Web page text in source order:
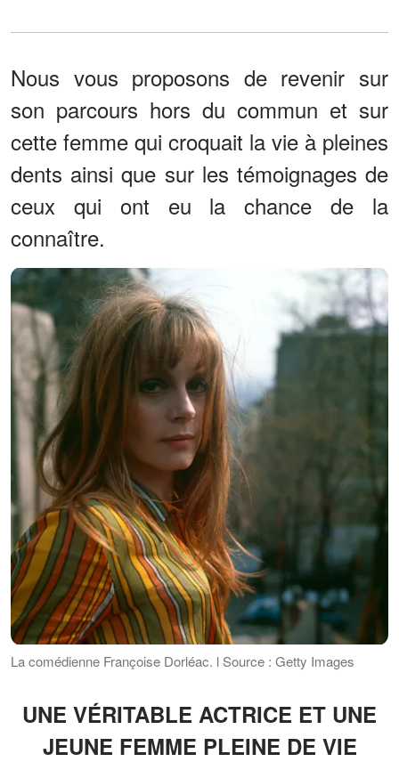
Nous vous proposons de revenir sur
son parcours hors du commun et sur
cette femme qui croquait la vie à pleines
dents ainsi que sur les témoignages de
ceux qui ont eu la chance de la
connaître.
La comédienne Françoise Dorléac. l Source : Getty Images
UNE VÉRITABLE ACTRICE ET UNE
JEUNE FEMME PLEINE DE VIE